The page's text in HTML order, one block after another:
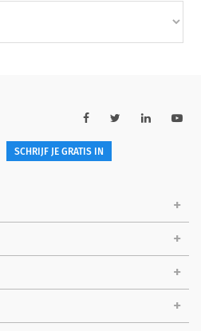
SCHRIJF JE GRATIS IN